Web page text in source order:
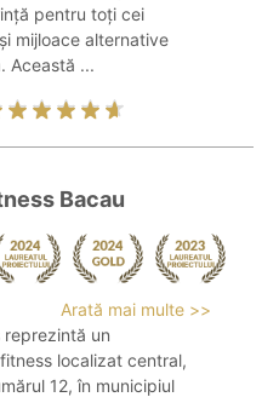
pentru toți cei
mijloace alternative
Această ...
Bacau
Arată mai multe >>
reprezintă un
localizat central,
12, în municipiul